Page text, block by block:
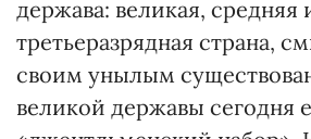
держава: великая, средняя
третьеразрядная страна,
своим унылым
великой державы сегодня